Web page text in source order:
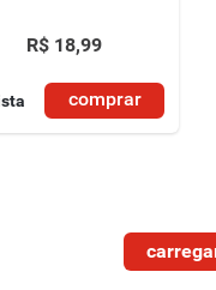
R$ 18,99
comprar